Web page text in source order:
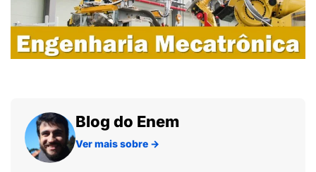
Blog do Enem
Ver mais sobre →